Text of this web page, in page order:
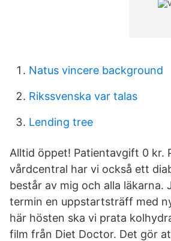
Natus vincere background
Rikssvenska var talas
Lending tree
Alltid öppet! Patientavgift 0 kr.
vårdcentral har vi också ett
består av mig och alla läkarna.
termin en uppstartsträff med
här hösten ska vi prata
film från Diet Doctor. Det gör